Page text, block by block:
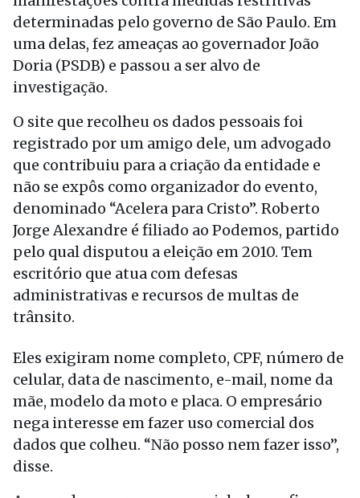
determinadas pelo governo de São Paulo. Em
uma delas, fez ameaças ao governador João
Doria (PSDB) e passou a ser alvo de
investigação.
O site que recolheu os dados pessoais foi
registrado por um amigo dele, um advogado
que contribuiu para a criação da entidade e
não se expôs como organizador do evento,
denominado “Acelera para Cristo”. Roberto
Jorge Alexandre é filiado ao Podemos, partido
pelo qual disputou a eleição em 2010. Tem
escritório que atua com defesas
administrativas e recursos de multas de
trânsito.
Eles exigiram nome completo, CPF, número de
celular, data de nascimento, e-mail, nome da
mãe, modelo da moto e placa. O empresário
nega interesse em fazer uso comercial dos
dados que colheu. “Não posso nem fazer isso”,
disse.